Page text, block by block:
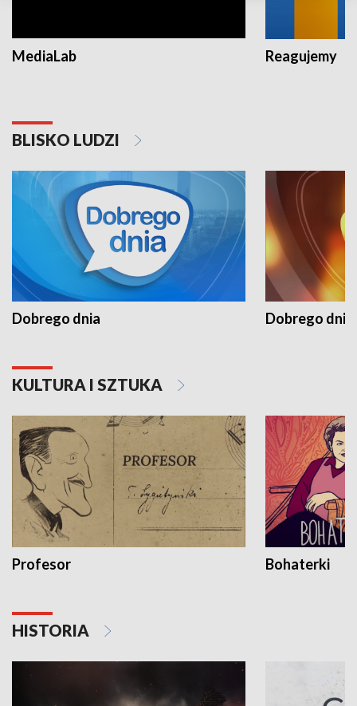
MediaLab Reagujemy
BLISKO LUDZI
Dobrego dnia Dobrego dnia
KULTURA I SZTUKA
Profesor Bohaterki
HISTORIA